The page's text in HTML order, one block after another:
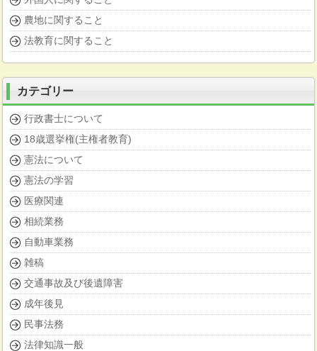
農地に関すること
法教育に関すること
カテゴリー
行政書士について
18歳選挙権(主権者教育)
憲法について
憲法の学習
医療関連
相続業務
自動車業務
雑稿
交通事故及び後遺障害
成年後見
民事法務
法律知識一般